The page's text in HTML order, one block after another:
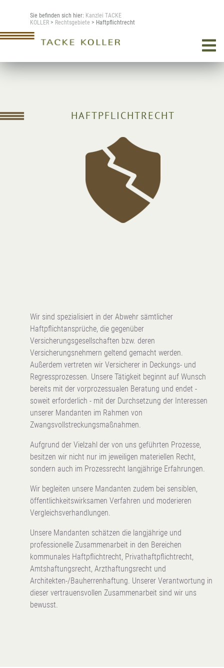
Sie befinden sich hier: Kanzlei TACKE
KOLLER > Rechtsgebiete > Haftpflichtrecht
HAFTPFLICHTRECHT
Wir sind spezialisiert in der Abwehr sämtlicher
Haftpflichtansprüche, die gegenüber
Versicherungsgesellschaften bzw. deren
Versicherungsnehmern geltend gemacht werden.
Außerdem vertreten wir Versicherer in Deckungs- und
Regressprozessen. Unsere Tätigkeit beginnt auf Wunsch
bereits mit der vorprozessualen Beratung und endet -
soweit erforderlich - mit der Durchsetzung der Interessen
unserer Mandanten im Rahmen von
Zwangsvollstreckungsmaßnahmen.
Aufgrund der Vielzahl der von uns geführten Prozesse,
besitzen wir nicht nur im jeweiligen materiellen Recht,
sondern auch im Prozessrecht langjährige Erfahrungen.
Wir begleiten unsere Mandanten zudem bei sensiblen,
öffentlichkeitswirksamen Verfahren und moderieren
Vergleichsverhandlungen.
Unsere Mandanten schätzen die langjährige und
professionelle Zusammenarbeit in den Bereichen
kommunales Haftpflichtrecht, Privathaftpflichtrecht,
Amtshaftungsrecht, Arzthaftungsrecht und
Architekten-/Bauherrenhaftung. Unserer Verantwortung in
dieser vertrauensvollen Zusammenarbeit sind wir uns
bewusst.